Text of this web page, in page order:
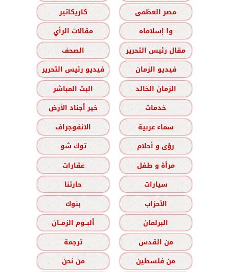
مصر العظمى
كاريكاتير
وا إسلاماه
مقالات الرأي
مقال رئيس التحرير
الصحف
فيديو الزمان
فيديو رئيس التحرير
الزمان الخالد
البث المباشر
خدمات
خير أجناد الأرض
سماء عربية
الانفوجراف
رؤى و أحلام
توك شو
مرأة و طفل
عقارات
سيارات
حارتنا
الأحزاب
بنوك
البرلمان
ألبــوم الزمــان
من القدس
ترجمة
من فلسطين
من نحن